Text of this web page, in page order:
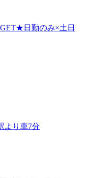
日勤のみ×土日
より車7分